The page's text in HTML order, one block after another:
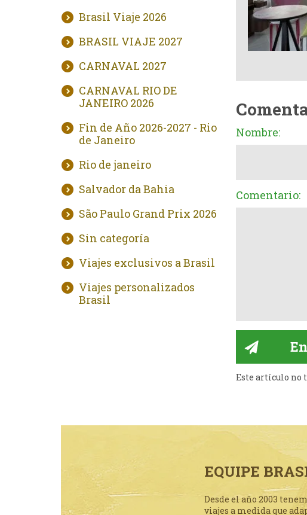
Brasil Viaje 2026
BRASIL VIAJE 2027
CARNAVAL 2027
CARNAVAL RIO DE
JANEIRO 2026
Fin de Año 2026-2027 - Rio
de Janeiro
Rio de janeiro
Salvador da Bahia
São Paulo Grand Prix 2026
Sin categoría
Viajes exclusivos a Brasil
Viajes personalizados
Brasil
Nombre:
Comentario:
Este artículo no
EQUIPE
Desde el año 2003
viajes a medida que